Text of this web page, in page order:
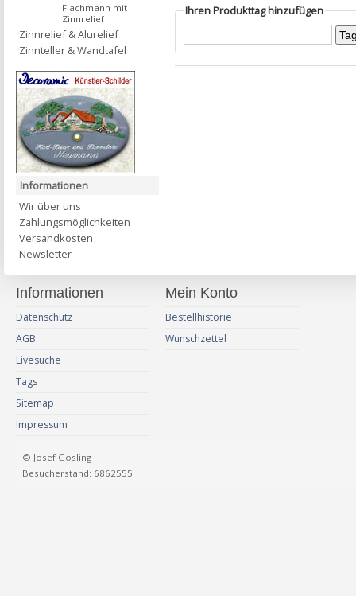
Ihren Produkttag hinzufügen
Flachmann mit
Zinnrelief
Zinnrelief & Alurelief
Zinnteller & Wandtafel
Informationen
Wir über uns
Zahlungsmöglichkeiten
Versandkosten
Newsletter
Informationen
Datenschutz
AGB
Livesuche
Tags
Sitemap
Impressum
Mein Konto
Bestellhistorie
Wunschzettel
© Josef Gosling
Besucherstand: 6862555